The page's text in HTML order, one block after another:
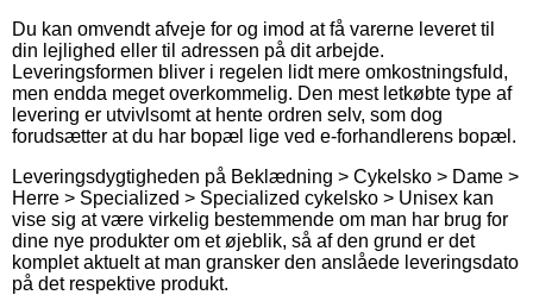
Du kan omvendt afveje for og imod at få varerne leveret til
din lejlighed eller til adressen på dit arbejde.
Leveringsformen bliver i regelen lidt mere omkostningsfuld,
men endda meget overkommelig. Den mest letkøbte type af
levering er utvivlsomt at hente ordren selv, som dog
forudsætter at du har bopæl lige ved e-forhandlerens bopæl.
Leveringsdygtigheden på Beklædning > Cykelsko > Dame >
Herre > Specialized > Specialized cykelsko > Unisex kan
vise sig at være virkelig bestemmende om man har brug for
dine nye produkter om et øjeblik, så af den grund er det
komplet aktuelt at man gransker den anslåede leveringsdato
på det respektive produkt.